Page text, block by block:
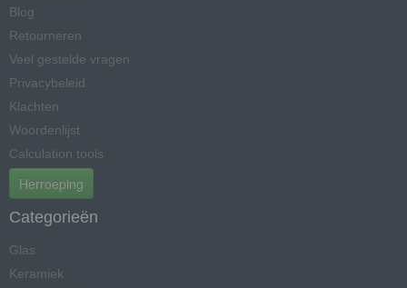
Blog
Retourneren
Veel gestelde vragen
Privacybeleid
Klachten
Woordenlijst
Calculation tools
Herroeping
Categorieën
Glas
Keramiek